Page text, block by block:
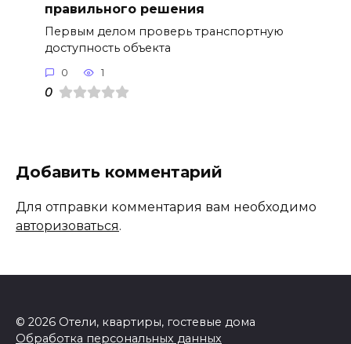
правильного решения
Первым делом проверь транспортную
доступность объекта
0 1
0
Добавить комментарий
Для отправки комментария вам необходимо
авторизоваться.
© 2026 Отели, квартиры, гостевые дома
Обработка персональных данных